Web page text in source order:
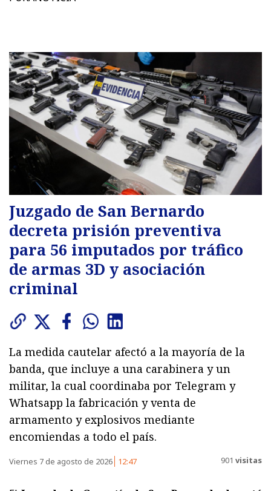
Juzgado de San Bernardo
decreta prisión preventiva
para 56 imputados por tráfico
de armas 3D y asociación
criminal
La medida cautelar afectó a la mayoría de la
banda, que incluye a una carabinera y un
militar, la cual coordinaba por Telegram y
Whatsapp la fabricación y venta de
armamento y explosivos mediante
encomiendas a todo el país.
Viernes 7 de agosto de 2026 12:47 901 visitas